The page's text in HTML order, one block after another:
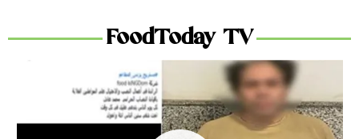
FoodToday TV